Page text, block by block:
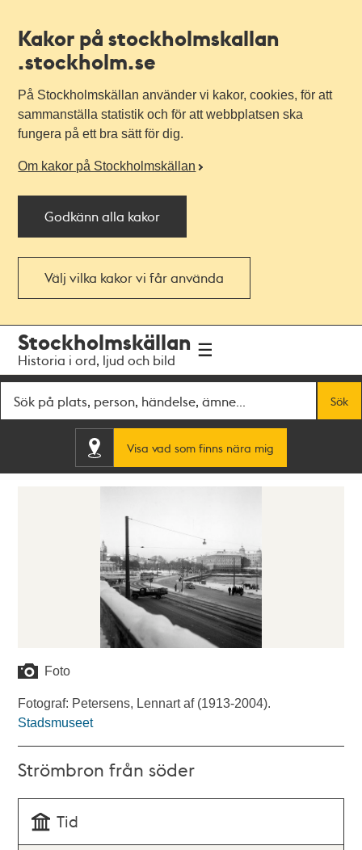
Kakor på stockholmskallan
.stockholm.se
På Stockholmskällan använder vi kakor, cookies, för att
sammanställa statistik och för att webbplatsen ska
fungera på ett bra sätt för dig.
Om kakor på Stockholmskällan
Godkänn alla kakor
Välj vilka kakor vi får använda
navigationen
huvudinnehållet
Stockholmskällan
Historia i ord, ljud och bild
Sök
Visa vad som finns nära mig
Foto
Fotograf: Petersens, Lennart af (1913-2004).
Stadsmuseet
Strömbron från söder
Tid